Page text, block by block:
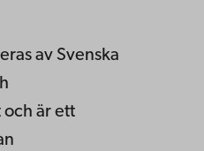
av Svenska
och är ett